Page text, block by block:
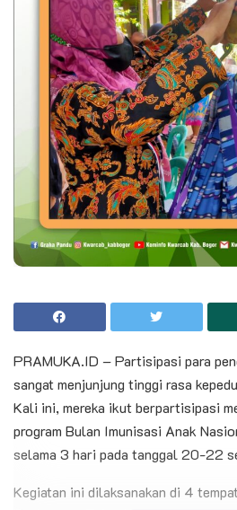
PRAMUKA.ID – Partisipasi para
sangat menjunjung tinggi rasa
Kali ini, mereka ikut berpartisipasi
program Bulan Imunisasi Anak
selama 3 hari pada tanggal 20-22
Kegiatan ini dilaksanakan di 4